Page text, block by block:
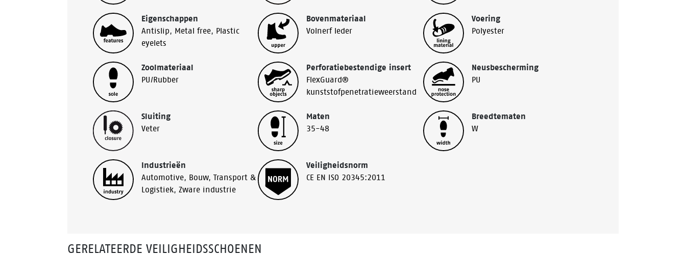
Eigenschappen
Antislip, Metal free, Plastic
eyelets
Bovenmateriaal
Volnerf leder
Voering
Polyester
Zoolmateriaal
PU/Rubber
Perforatiebestendige insert
FlexGuard®
kunststofpenetratieweerstand
Neusbescherming
PU
Sluiting
Veter
Maten
35-48
Breedtematen
W
Industrieën
Automotive, Bouw, Transport &
Logistiek, Zware industrie
Veiligheidsnorm
CE EN ISO 20345:2011
GERELATEERDE VEILIGHEIDSSCHOENEN